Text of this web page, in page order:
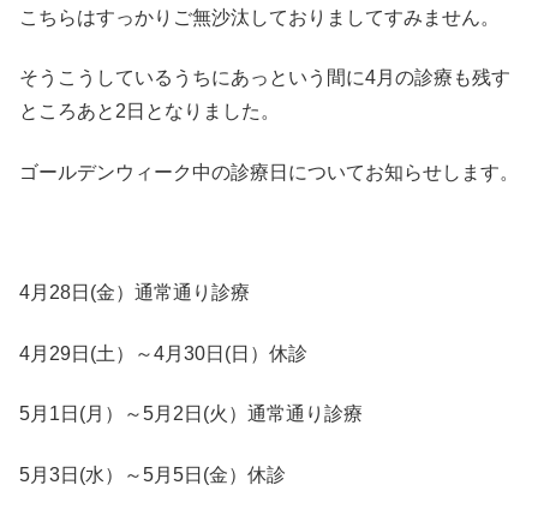
こちらはすっかりご無沙汰しておりましてすみません。
そうこうしているうちにあっという間に4月の診療も残す
ところあと2日となりました。
ゴールデンウィーク中の診療日についてお知らせします。
4月28日(金）通常通り診療
4月29日(土）～4月30日(日）休診
5月1日(月）～5月2日(火）通常通り診療
5月3日(水）～5月5日(金）休診